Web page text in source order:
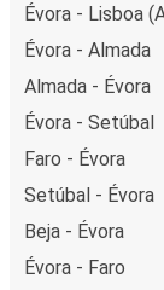
Évora - Lisboa
Évora - Almada
Almada - Évora
Évora - Setúbal
Faro - Évora
Setúbal - Évora
Beja - Évora
Évora - Faro